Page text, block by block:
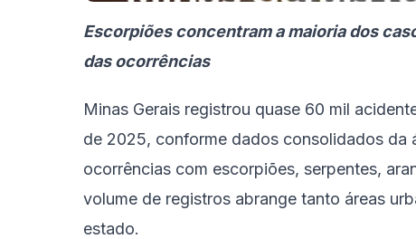
Escorpiões concentram a maioria dos
das ocorrências
Minas Gerais registrou quase 60 mil
de 2025, conforme dados consolidados da
ocorrências com escorpiões, serpentes,
volume de registros abrange tanto áreas
estado.